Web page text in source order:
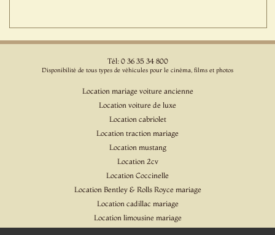
Tél: 0 36 35 34 800
Disponibilité de tous types de véhicules pour le cinéma, films et photos
Location mariage voiture ancienne
Location voiture de luxe
Location cabriolet
Location traction mariage
Location mustang
Location 2cv
Location Coccinelle
Location Bentley & Rolls Royce mariage
Location cadillac mariage
Location limousine mariage